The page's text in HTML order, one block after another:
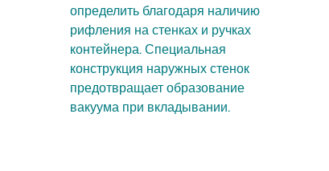
определить благодаря наличию
рифления на стенках и ручках
контейнера. Специальная
конструкция наружных стенок
предотвращает образование
вакуума при вкладывании.